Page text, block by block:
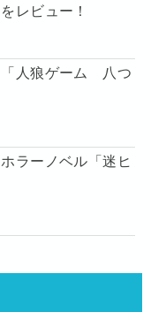
レビュー！
「人狼ゲーム 八つ
ラーノベル「迷ヒ